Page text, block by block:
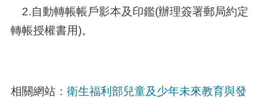
2.自動轉帳帳戶影本及印鑑(辦理簽署郵局約定
轉帳授權書用)。
相關網站： 衛生福利部兒童及少年未來教育與發